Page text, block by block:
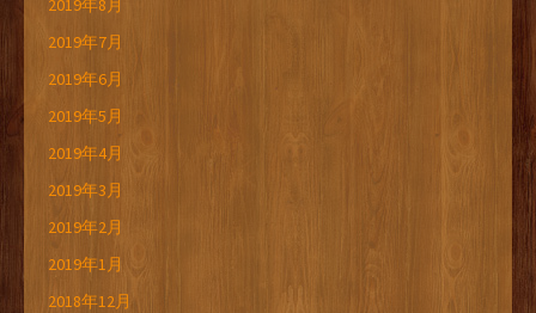
2019年8月
2019年7月
2019年6月
2019年5月
2019年4月
2019年3月
2019年2月
2019年1月
2018年12月